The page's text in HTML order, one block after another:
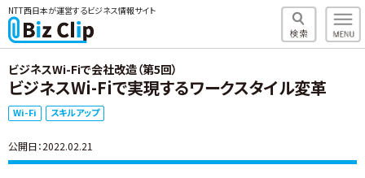
NTT西日本が運営するビジネス情報サイト
ビジネスWi-Fiで会社改造（第5回）
ビジネスWi-Fiで実現するワークスタイル変革
Wi-Fi スキルアップ
公開日：2022.02.21